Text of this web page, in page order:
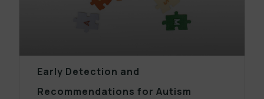
Early Detection and
Recommendations for Autism